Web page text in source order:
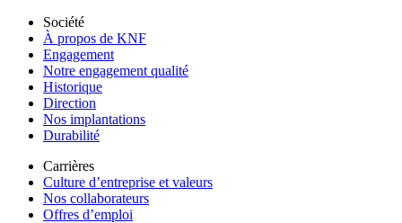
Société
À propos de KNF
Engagement
Notre engagement qualité
Historique
Direction
Nos implantations
Durabilité
Carrières
Culture d’entreprise et valeurs
Nos collaborateurs
Offres d’emploi